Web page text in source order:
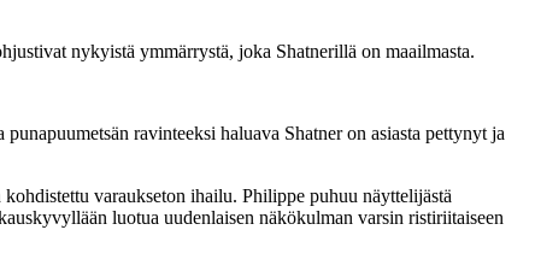
nykyistä ymmärrystä, joka Shatnerillä on maailmasta.
ravinteeksi haluava Shatner on asiasta pettynyt ja
varaukseton ihailu. Philippe puhuu näyttelijästä
luotua uudenlaisen näkökulman varsin ristiriitaiseen